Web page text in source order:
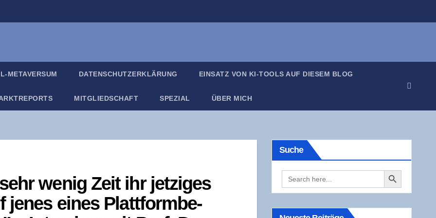
META­VER­SUM DATEN­SCHUTZ­ER­KLÄ­RUNG EIN­SATZ VON KI-TOOLS AUF DIE­SEM BLOG
MIT­GLIED­SCHAFT SPE­ZI­AL ÜBER MICH
wenig Zeit ihr jet­zi­ges
jenes eines Platt­form­be­
Suche
Search
for:
Search Button